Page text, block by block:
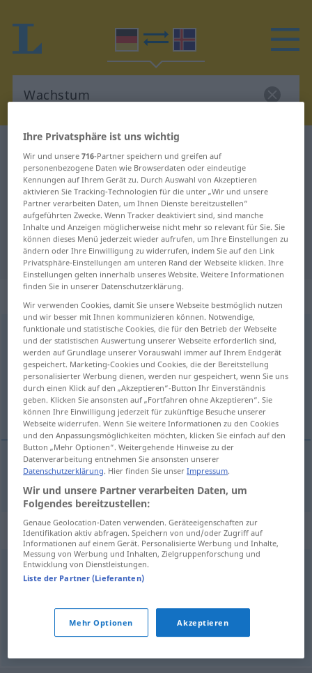
Deutsch-Isländisch Übersetzung
für "Wachstum"
"Wachstum" Isländisch
Übersetzung
: Neutrum
Wachstumn
Übersicht aller Übersetzungen
(Für mehr Details die Übersetzung anklicken/antippen)
vöxtur
vöxturm Wachstum
Synonyme für "Wachstum"
Steigerung,Zunahme,Zuwachs
Zunahme,Zuwachs,Steigerung
Ihre Privatsphäre ist uns wichtig
Wir und unsere716-Partner speichern und greifen auf
personenbezogene Daten wie Browserdaten oder eindeutige
Kennungen auf Ihrem Gerät zu. Durch Auswahl von Akzeptieren
aktivieren Sie Tracking-Technologien für die unter „Wir und unsere
Partner verarbeiten Daten, um Ihnen Dienste bereitzustellen“
aufgeführten Zwecke. Wenn Tracker deaktiviert sind, sind manche
Inhalte und Anzeigen möglicherweise nicht mehr so relevant für Sie. Sie
können dieses Menü jederzeit wieder aufrufen, um Ihre Einstellungen zu
ändern oder Ihre Einwilligung zu widerrufen, indem Sie auf den Link
Privatsphäre-Einstellungen am unteren Rand der Webseite klicken. Ihre
Einstellungen gelten innerhalb unseres Website. Weitere Informationen
finden Sie in unserer Datenschutzerklärung.
Wir verwenden Cookies, damit Sie unsere Webseite bestmöglich nutzen
und wir besser mit Ihnen kommunizieren können. Notwendige,
funktionale und statistische Cookies, die für den Betrieb der Webseite
und der statistischen Auswertung unserer Webseite erforderlich sind,
werden auf Grundlage unserer Vorauswahl immer auf Ihrem Endgerät
gespeichert. Marketing-Cookies und Cookies, die der Bereitstellung
personalisierter Werbung dienen, werden nur gespeichert, wenn Sie uns
durch einen Klick auf den „Akzeptieren“-Button Ihr Einverständnis
geben. Klicken Sie ansonsten auf „Fortfahren ohne Akzeptieren“. Sie
können Ihre Einwilligung jederzeit für zukünftige Besuche unserer
Webseite widerrufen. Wenn Sie weitere Informationen zu den Cookies
und den Anpassungsmöglichkeiten möchten, klicken Sie einfach auf den
Button „Mehr Optionen“. Weitergehende Hinweise zu der
Datenverarbeitung entnehmen Sie ansonsten unserer
Datenschutzerklärung. Hier finden Sie unserImpressum.
Wir und unsere Partner verarbeiten Daten, um
Folgendes bereitzustellen:
Genaue Geolocation-Daten verwenden. Geräteeigenschaften zur
Identifikation aktiv abfragen. Speichern von und/oder Zugriff auf
Informationen auf einem Gerät. Personalisierte Werbung und Inhalte,
Messung von Werbung und Inhalten, Zielgruppenforschung und
Entwicklung von Dienstleistungen.
Liste der Partner (Lieferanten)
Mehr Optionen Akzeptieren